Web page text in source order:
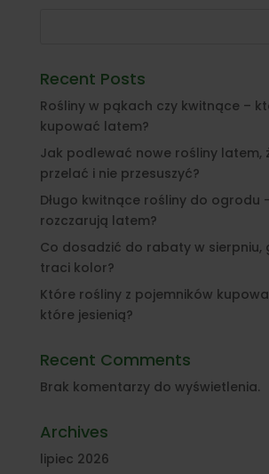
Recent Posts
Rośliny w pąkach czy kwitnące –
kupować latem?
Jak podlewać nowe rośliny latem,
przelać i nie przesuszyć?
Długo kwitnące rośliny do ogrodu
rozczarują latem?
Co dosadzić do rabaty w sierpniu,
traci kolor?
Które rośliny z pojemników
które jesienią?
Recent Comments
Brak komentarzy do wyświetlenia.
Archives
lipiec 2026